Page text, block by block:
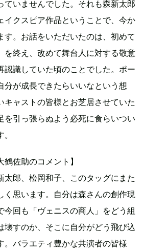
ていませんでした。それも森新太郎
イクスピア作品ということで、今か
す。お話をいただいたのは、初めて
を終え、改めて舞台人に対する敬意
認識していた頃のことでした。ポー
分が成長できたらいいなという想
キャストの皆様とお芝居させていた
を引っ張らぬよう必死に食らいつい
鶴佐助のコメント】
太郎、松岡和子、このタッグにまた
く思います。自分は森さんの創作現
今回も「ヴェニスの商人」をどう組
壊すのか、そこに自分がどう飛び込
。バラエティ豊かな共演者の皆様